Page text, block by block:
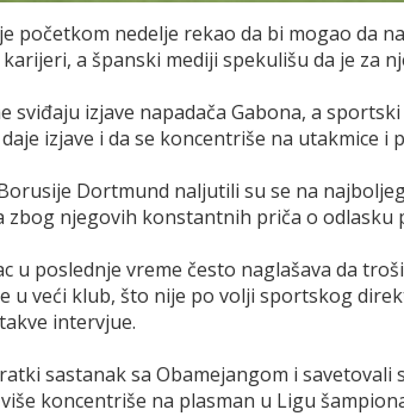
početkom nedelje rekao da bi mogao da
a španski mediji spekulišu da je za
sviđaju izjave napadača Gabona, a
izjave i da se koncentriše na utakmice i
Dortmund naljutili su se na
zbog njegovih konstantnih priča o odlasku
u poslednje vreme često naglašava da
u veći klub, što nije po volji sportskog
intervjue.
sastanak sa Obamejangom i savetovali
koncentriše na plasman u Ligu